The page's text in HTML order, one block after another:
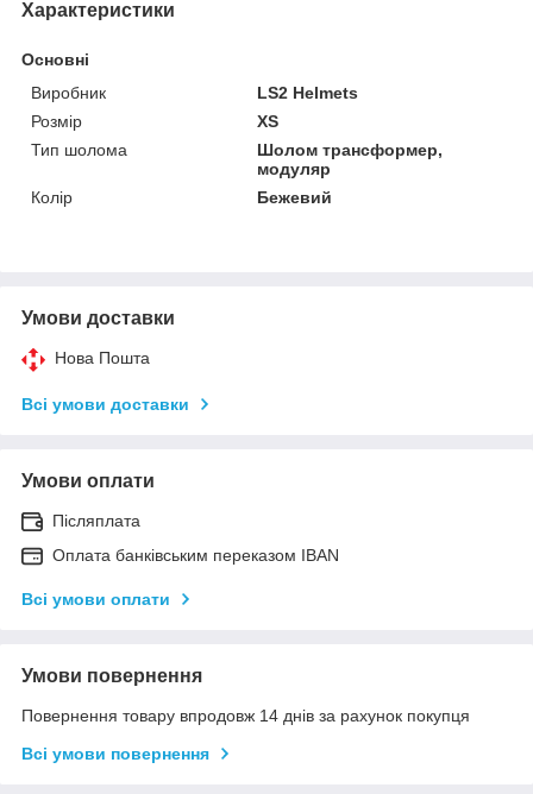
Характеристики
Основні
Виробник
LS2 Helmets
Розмір
XS
Тип шолома
Шолом трансформер,
модуляр
Колір
Бежевий
Умови доставки
Нова Пошта
Всі умови доставки
Умови оплати
Післяплата
Оплата банківським переказом IBAN
Всі умови оплати
Умови повернення
Повернення товару впродовж 14 днів за рахунок покупця
Всі умови повернення